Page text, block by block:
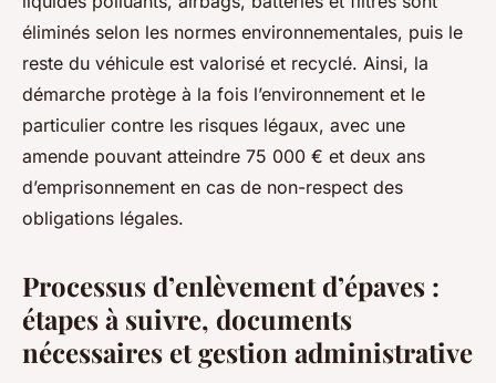
éliminés selon les normes environnementales, puis le
reste du véhicule est valorisé et recyclé. Ainsi, la
démarche protège à la fois l’environnement et le
particulier contre les risques légaux, avec une
amende pouvant atteindre 75 000 € et deux ans
d’emprisonnement en cas de non-respect des
obligations légales.
Processus d’enlèvement d’épaves :
étapes à suivre, documents
nécessaires et gestion administrative